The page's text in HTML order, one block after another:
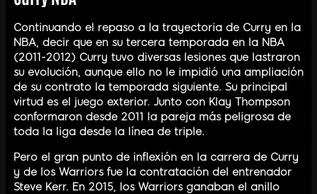
Continuando el repaso a la trayectoria de Curry en la
NBA, decir que en su tercera temporada en la NBA
(2011-2012) Curry tuvo diversas lesiones que lastraron
su evolución, aunque ello no le impidió una ampliación
de su contrato la temporada siguiente. Su principal
virtud es el juego exterior. Junto con Klay Thompson
conformaron desde 2011 la pareja más peligrosa de
toda la liga desde la línea de triple.
Pero el gran punto de inflexión en la carrera de Curry
y de los Warriors fue la contratación del entrenador
Steve Kerr. En 2015, los Warriors ganaban el anillo